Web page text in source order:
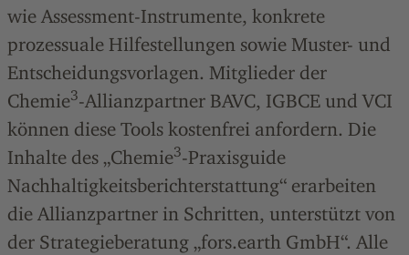
wie Assessment-Instrumente, konkrete
prozessuale Hilfestellungen sowie Muster- und
Entscheidungsvorlagen. Mitglieder der
Chemie3-Allianzpartner BAVC, IGBCE und VCI
können diese Tools kostenfrei anfordern. Die
Inhalte des „Chemie3-Praxisguide
Nachhaltigkeitsberichterstattung“ erarbeiten
die Allianzpartner in Schritten, unterstützt von
der Strategieberatung „fors.earth GmbH“. Alle